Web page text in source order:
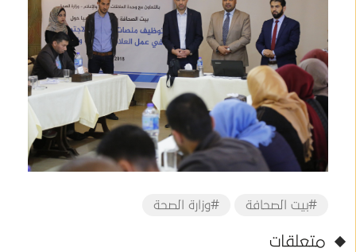
#بيت الصحافة #وزارة الصحة
متعلقات